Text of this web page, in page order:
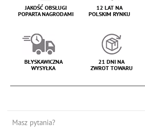
JAKOŚĆ OBSŁUGI
POPARTA NAGRODAMI
12 LAT NA
POLSKIM RYNKU
BŁYSKAWICZNA
WYSYŁKA
21 DNI NA
ZWROT TOWARU
Masz pytania?